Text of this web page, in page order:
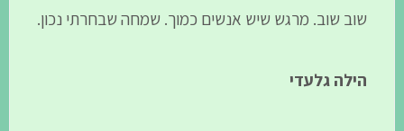
שוב שוב. מרגש שיש אנשים כמוך. שמחה שבחרתי נכון.
הילה גלעדי